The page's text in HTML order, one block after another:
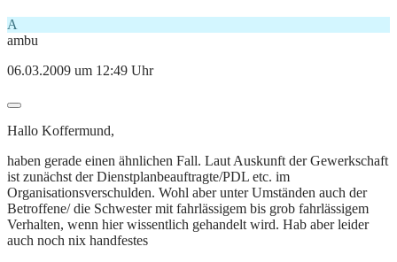
A
ambu
06.03.2009 um 12:49 Uhr
Hallo Koffermund,
haben gerade einen ähnlichen Fall. Laut Auskunft der Gewerkschaft
ist zunächst der Dienstplanbeauftragte/PDL etc. im
Organisationsverschulden. Wohl aber unter Umständen auch der
Betroffene/ die Schwester mit fahrlässigem bis grob fahrlässigem
Verhalten, wenn hier wissentlich gehandelt wird. Hab aber leider
auch noch nix handfestes